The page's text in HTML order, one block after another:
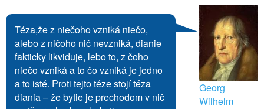
Téza,že z niečoho vzniká niečo,
alebo z ničoho nič nevzniká, dianie
fakticky likviduje, lebo to, z čoho
niečo vzniká a to čo vzniká je jedno
a to isté. Proti tejto téze stojí téza
diania – že bytie je prechodom v nič
Georg
Wilhelm